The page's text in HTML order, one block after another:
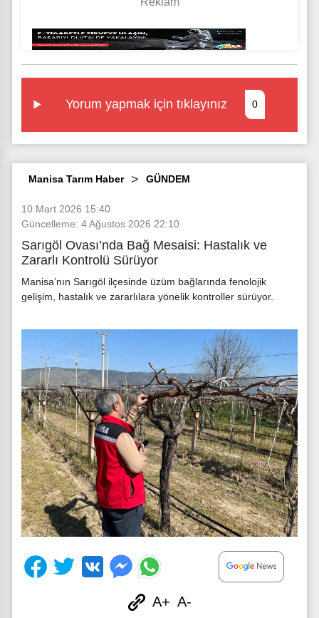
Yorum yapmak için tıklayınız 0
Manisa Tarım Haber GÜNDEM
10 Mart 2026 15:40
Güncelleme: 4 Ağustos 2026 22:10
Sarıgöl Ovası’nda Bağ Mesaisi: Hastalık ve
Zararlı Kontrolü Sürüyor
Manisa’nın Sarıgöl ilçesinde üzüm bağlarında fenolojik
gelişim, hastalık ve zararlılara yönelik kontroller sürüyor.
A+ A-